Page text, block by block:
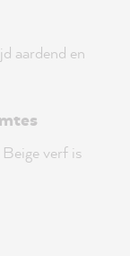
aardend en
verf is